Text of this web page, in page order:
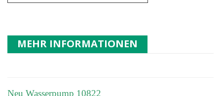
MEHR INFORMATIONEN
Neu Wasserpump 10822